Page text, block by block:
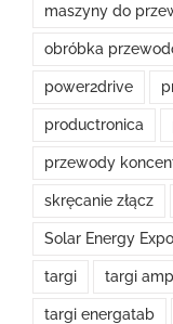
maszyny do
obróbka
power2drive
productronica
przewody
skręcanie złącz
Solar Energy Expo
targi targi
targi energatab